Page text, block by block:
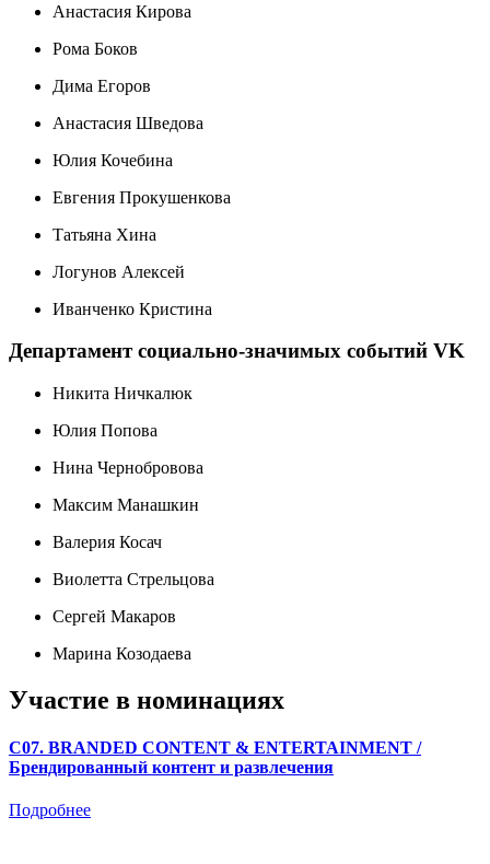
Анастасия Кирова
Рома Боков
Дима Егоров
Анастасия Шведова
Юлия Кочебина
Евгения Прокушенкова
Татьяна Хина
Логунов Алексей
Иванченко Кристина
Департамент социально-значимых событий VK
Никита Ничкалюк
Юлия Попова
Нина Чернобровова
Максим Манашкин
Валерия Косач
Виолетта Стрельцова
Сергей Макаров
Марина Козодаева
Участие в номинациях
C07. BRANDED CONTENT & ENTERTAINMENT /
Брендированный контент и развлечения
Подробнее